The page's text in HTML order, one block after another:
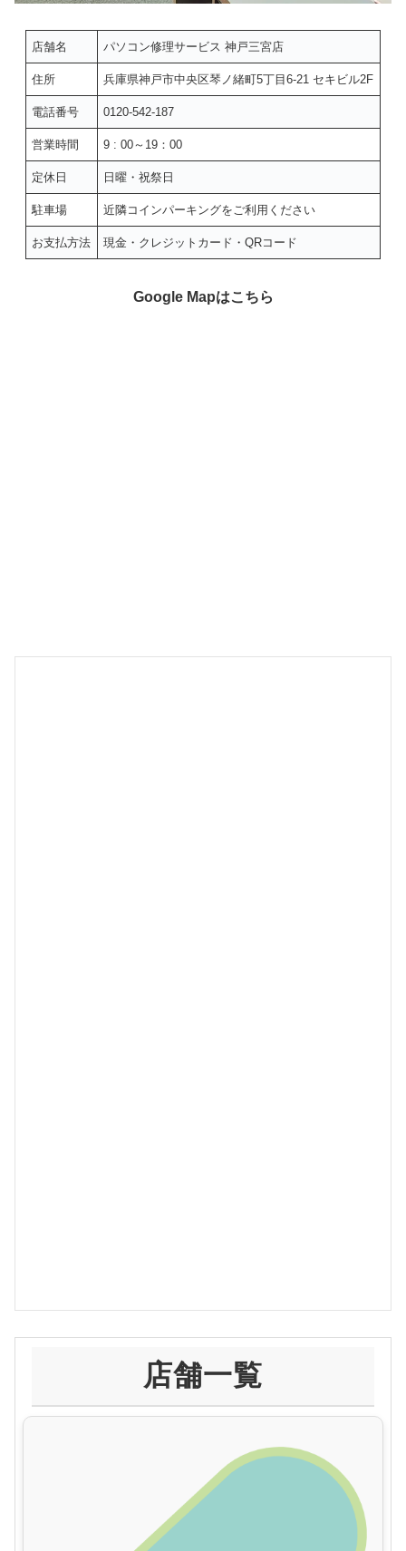
店舗名 パソコン修理サービス 神戸三宮店
住所 兵庫県神戸市中央区琴ノ緒町5丁目6-21 セキビル2F
電話番号 0120-542-187
営業時間 9 : 00～19：00
定休日 日曜・祝祭日
駐車場 近隣コインパーキングをご利用ください
お支払方法 現金・クレジットカード・QRコード
Google Mapはこちら